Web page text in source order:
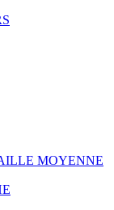
MOYENNE